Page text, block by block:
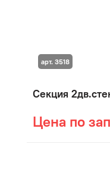
Секция
Цена по
арт. 3518